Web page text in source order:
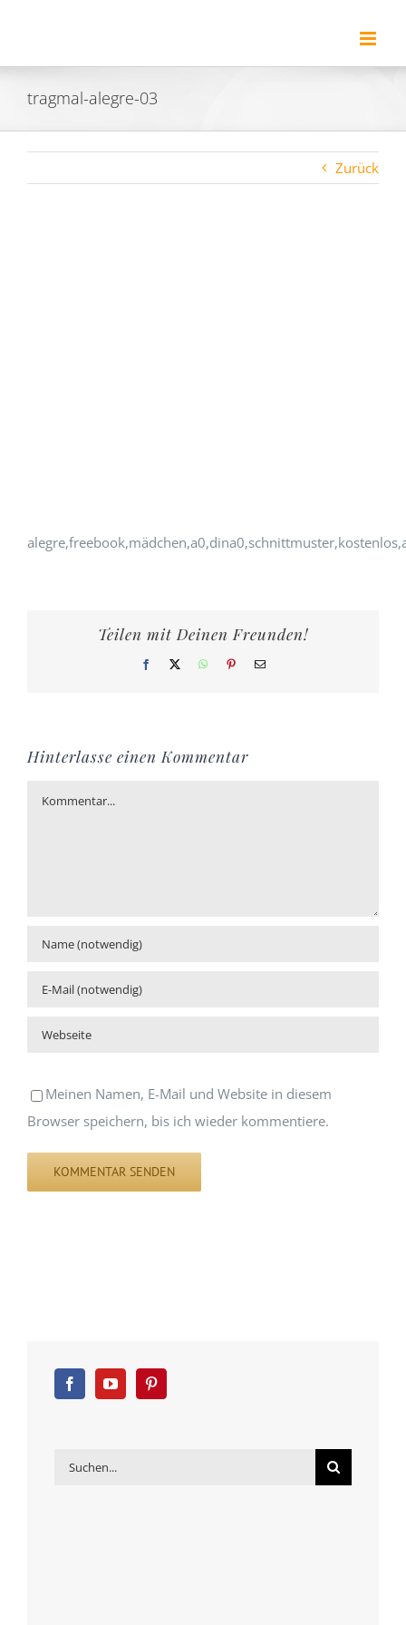
springen
tragmal-alegre-03
Zurück
Teilen mit Deinen Freunden!
Facebook WhatsAppPinterestE-
Hinterlasse einen Kommentar
Kommentar
Meinen Namen, E-Mail und Website in diesem
Browser speichern, bis ich wieder kommentiere.
Suche